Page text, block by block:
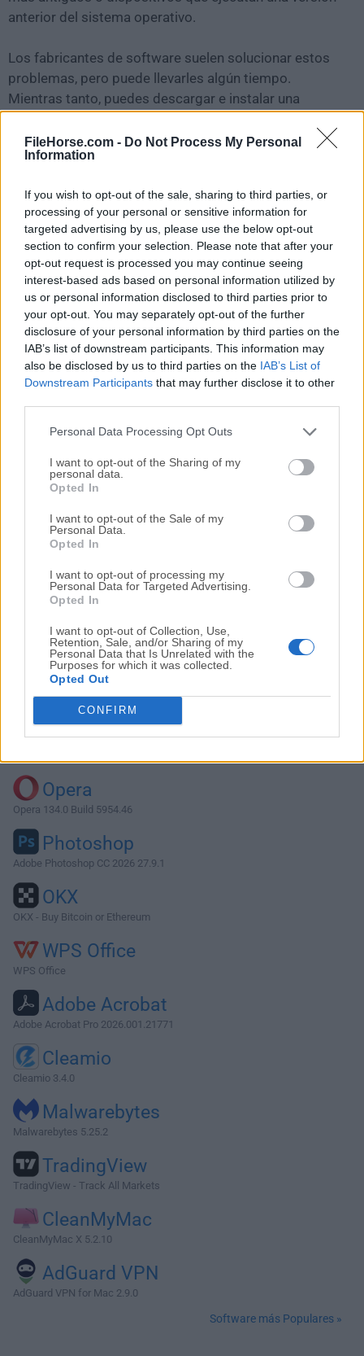
FileHorse.com - Do Not Process My Personal
Information
If you wish to opt-out of the sale, sharing to third parties, or
processing of your personal or sensitive information for
targeted advertising by us, please use the below opt-out
section to confirm your selection. Please note that after your
opt-out request is processed you may continue seeing
interest-based ads based on personal information utilized by
us or personal information disclosed to third parties prior to
your opt-out. You may separately opt-out of the further
disclosure of your personal information by third parties on the
IAB’s list of downstream participants. This information may
also be disclosed by us to third parties on the IAB’s List of
Downstream Participants that may further disclose it to other
Personal Data Processing Opt Outs
I want to opt-out of the Sharing of my
personal data.
Opted In
I want to opt-out of the Sale of my
Personal Data.
Opted In
I want to opt-out of processing my
Personal Data for Targeted Advertising.
Opted In
I want to opt-out of Collection, Use,
Retention, Sale, and/or Sharing of my
Personal Data that Is Unrelated with the
Purposes for which it was collected.
Opted Out
CONFIRM
anterior del sistema operativo.
Los fabricantes de software suelen solucionar estos
problemas, pero puede llevarles algún tiempo.
Mientras tanto, puedes descargar e instalar una
Para aquellos interesados en descargar la versión más
simplemente hazclic aquí.
Todas las versiones antiguas distribuidas en nuestro
sitio web son completamente libres de virus y están
disponibles para su descarga sin costo alguno.
Nos encantaría saber de ti
Si tienes alguna pregunta o idea que desees compartir
con nosotros, dirígete a nuestrapágina de contactoy
háznoslo saber. ¡Valoramos tu opinión!
Descargar TeamTalk 5.2.2
¿Por qué se publica esta aplicación en FileHorse? (
información
Opera
Opera 134.0 Build 5954.46
Photoshop
Adobe Photoshop CC 2026 27.9.1
OKX
OKX - Buy Bitcoin or Ethereum
WPS Office
WPS Office
Adobe Acrobat
Adobe Acrobat Pro 2026.001.21771
Cleamio
Cleamio 3.4.0
Malwarebytes
Malwarebytes 5.25.2
TradingView
TradingView - Track All Markets
CleanMyMac
CleanMyMac X 5.2.10
AdGuard VPN
AdGuard VPN for Mac 2.9.0
Software más Populares »